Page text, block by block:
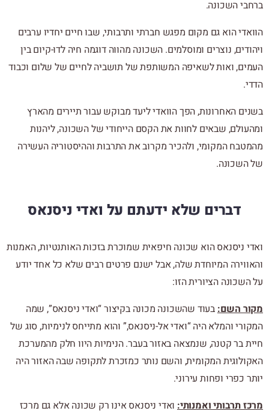
ברחבי השכונה.
הוואדי הוא גם מקום מפגש חברתי ותרבותי, שבו חיים יחדיו ערבים
ויהודים, נוצרים ומוסלמים. השכונה מהווה דוגמה חיה לדו-קיום בין
העמים, ואות לשאיפה המשותפת של תושביה לחיים של שלום וכבוד
הדדי.
בשנים האחרונות, הפך הוואדי ליעד מבוקש עבור תיירים מהארץ
ומהעולם, שבאים לחוות את הקסם הייחודי של השכונה, ליהנות
מהמטבח המקומי, ולהכיר מקרוב את התרבות וההיסטוריה העשירה
של השכונה.
דברים שלא ידעתם על ואדי ניסנאס
ואדי ניסנאס הוא שכונה חיפאית שמוכרת בזכות האותנטיות, האמנות
והאווירה המיוחדת שלה, אבל ישנם פרטים רבים שלא כל אחד יודע
על השכונה הציורית הזו:
מקור השם:בעוד שהשכונה מכונה בקיצור “ואדי ניסנאס”, שמה
המקורי והמלא היה “ואדי אל-ניסנאס,” והוא מתייחס לנימיות, סוג של
חיית בר קטנה, שנמצאה באזור בעבר. הנימיות היוו חלק מהמערכת
האקולוגית המקומית, והשם נותר כמזכרת לתקופה שבה האזור היה
יותר כפרי ופחות עירוני.
מרכז תרבותי ואמנותי: ואדי ניסנאס אינו רק שכונה אלא גם מרכז